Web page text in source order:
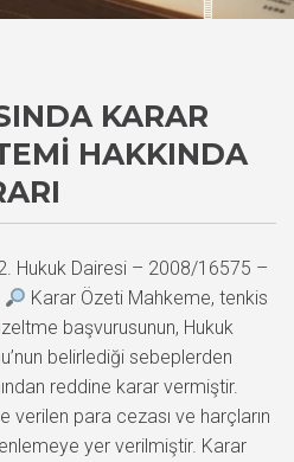
KARAR
HAKKINDA
Hukuk Dairesi – 2008/16575 –
Karar Özeti Mahkeme, tenkis
başvurusunun, Hukuk
belirlediği sebeplerden
reddine karar vermiştir.
verilen para cezası ve harçların
yer verilmiştir. Karar